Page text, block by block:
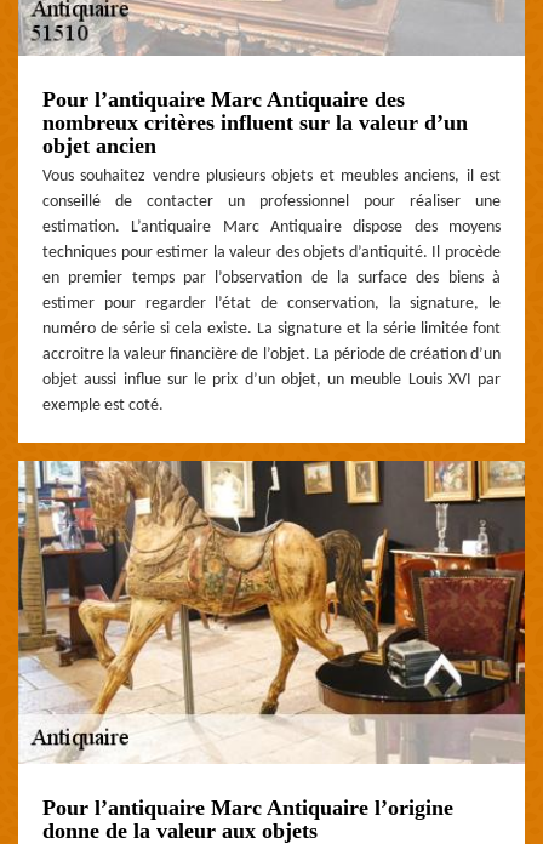
Pour l’antiquaire Marc Antiquaire des
nombreux critères influent sur la valeur d’un
objet ancien
Vous souhaitez vendre plusieurs objets et meubles anciens, il est
conseillé de contacter un professionnel pour réaliser une
estimation. L’antiquaire Marc Antiquaire dispose des moyens
techniques pour estimer la valeur des objets d’antiquité. Il procède
en premier temps par l’observation de la surface des biens à
estimer pour regarder l’état de conservation, la signature, le
numéro de série si cela existe. La signature et la série limitée font
accroitre la valeur financière de l’objet. La période de création d’un
objet aussi influe sur le prix d’un objet, un meuble Louis XVI par
exemple est coté.
Pour l’antiquaire Marc Antiquaire l’origine
donne de la valeur aux objets